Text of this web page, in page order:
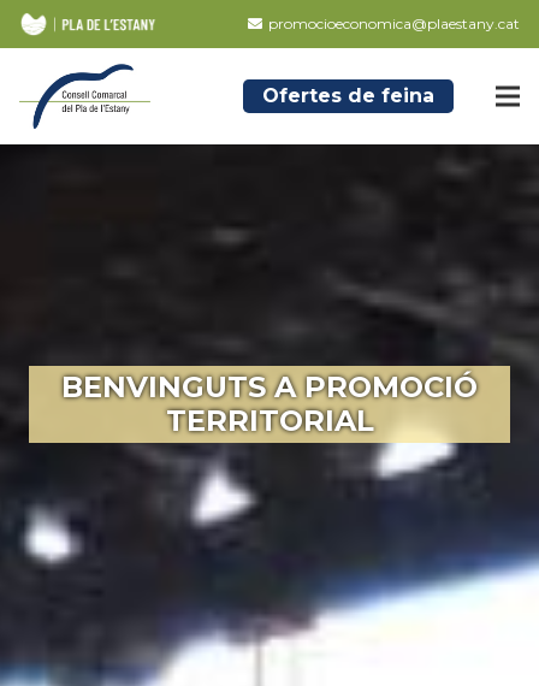
promocioeconomica@plaestany.cat
Ofertes de feina
BENVINGUTS A PROMOCIÓ
TERRITORIAL